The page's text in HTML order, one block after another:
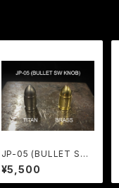
JP-05 (BULLET SW
KNOB)
¥5,500